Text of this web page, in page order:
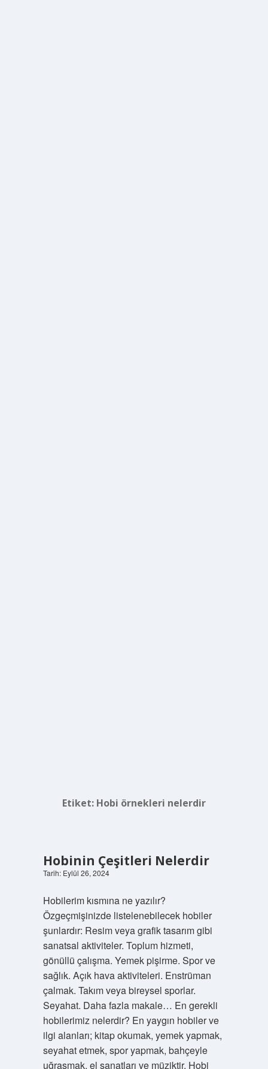
Etiket: Hobi örnekleri nelerdir
Hobinin Çeşitleri Nelerdir
Tarih: Eylül 26, 2024
Hobilerim kısmına ne yazılır?
Özgeçmişinizde listelenebilecek hobiler
şunlardır: Resim veya grafik tasarım gibi
sanatsal aktiviteler. Toplum hizmeti,
gönüllü çalışma. Yemek pişirme. Spor ve
sağlık. Açık hava aktiviteleri. Enstrüman
çalmak. Takım veya bireysel sporlar.
Seyahat. Daha fazla makale… En gerekli
hobilerimiz nelerdir? En yaygın hobiler ve
ilgi alanları; kitap okumak, yemek yapmak,
seyahat etmek, spor yapmak, bahçeyle
uğraşmak, el sanatları ve müziktir. Hobi